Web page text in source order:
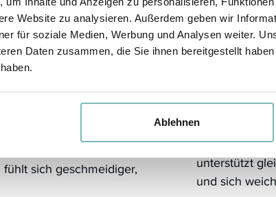
Website zu analysieren. Außerdem geben wir
für soziale Medien, Werbung und Analysen weiter.
Daten zusammen, die Sie ihnen bereitgestellt
Ablehnen
der Pflanze in
langkettigen Fettsäuren,
besondere Struktur
der Haut einen feinen,
Haut zu beschweren
Haut wird dadurch
sich geschmeidiger,
Anders als
komfortables
trockene oder
Texturen,
kosmetischen
unterstützt
und sich